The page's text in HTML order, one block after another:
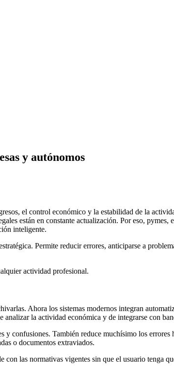
y autónomos
el control económico y la estabilidad de la
están en constante actualización. Por eso, pymes,
inteligente.
Permite reducir errores, anticiparse a
actividad profesional.
Ahora los sistemas modernos integran
analizar la actividad económica y de integrarse con
confusiones. También reduce muchísimo los errores
o documentos extraviados.
las normativas vigentes sin que el usuario tenga